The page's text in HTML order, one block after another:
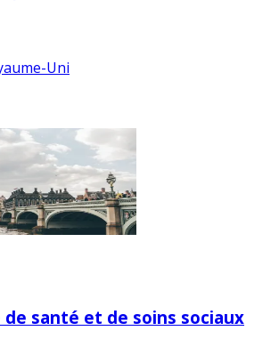
Uni
de santé et de soins sociaux